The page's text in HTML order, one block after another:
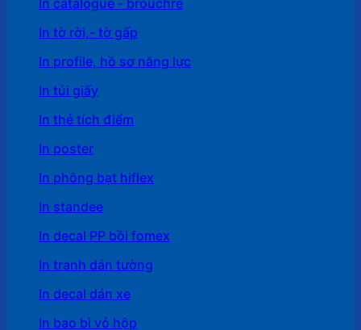
In tờ rời,- tờ gấp
In profile, hồ sơ năng lực
In túi giấy
In thẻ tích điểm
In poster
In phông bạt hiflex
In standee
In decal PP bồi fomex
In tranh dán tường
In decal dán xe
In bao bì vỏ hộp